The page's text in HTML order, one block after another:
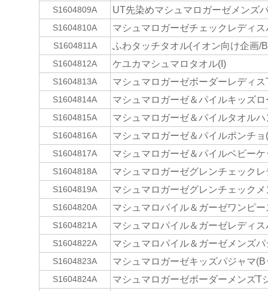
S1604809A UT先染めマシュマロガーゼメンズ
S1604810A マシュマロガーゼチェックレディ
S1604811A ふわタッチタオル(イオン向け企画/
S1604812A ケユカマシュマロタオル(I)
S1604813A マシュマロガーゼボーダーレディ
S1604814A マシュマロガーゼ＆パイルキッズロ
S1604815A マシュマロガーゼ＆パイルタオル
S1604816A マシュマロガーゼ＆パイルポンチョ
S1604817A マシュマロガーゼ＆パイルベビーケ
S1604818A マシュマロガーゼグレンチェック
S1604819A マシュマロガーゼグレンチェック
S1604820A マシュマロパイル＆ガーゼワンピ
S1604821A マシュマロパイル＆ガーゼレディ
S1604822A マシュマロパイル＆ガーゼメンズ
S1604823A マシュマロガーゼキッズパジャマ(B
S1604824A マシュマロガーゼボーダーメンズT